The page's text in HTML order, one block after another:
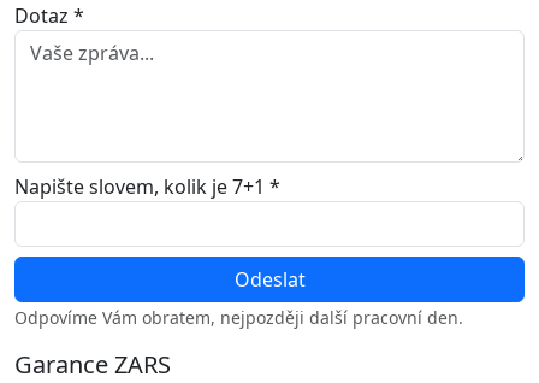
Dotaz *
Napište slovem, kolik je 7+1 *
Odpovíme Vám obratem, nejpozději další pracovní den.
Garance ZARS